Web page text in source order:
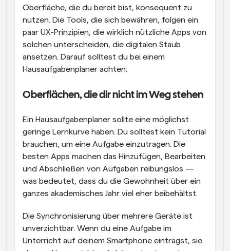
Oberfläche, die du bereit bist, konsequent zu
nutzen. Die Tools, die sich bewähren, folgen ein
paar UX-Prinzipien, die wirklich nützliche Apps von
solchen unterscheiden, die digitalen Staub
ansetzen. Darauf solltest du bei einem
Hausaufgabenplaner achten:
Oberflächen, die dir nicht im Weg stehen
Ein Hausaufgabenplaner sollte eine möglichst
geringe Lernkurve haben. Du solltest kein Tutorial
brauchen, um eine Aufgabe einzutragen. Die
besten Apps machen das Hinzufügen, Bearbeiten
und Abschließen von Aufgaben reibungslos —
was bedeutet, dass du die Gewohnheit über ein
ganzes akademisches Jahr viel eher beibehältst.
Die Synchronisierung über mehrere Geräte ist
unverzichtbar. Wenn du eine Aufgabe im
Unterricht auf deinem Smartphone einträgst, sie